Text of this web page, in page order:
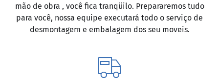
mão de obra , você fica tranqüilo. Prepararemos tudo
para você, nossa equipe executará todo o serviço de
desmontagem e embalagem dos seu moveis.